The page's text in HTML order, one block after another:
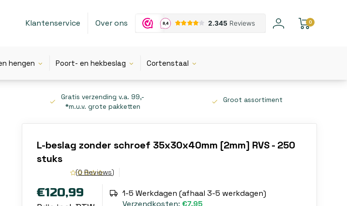
Klantenservice Over ons 0
hengen Poort- en hekbeslag Cortenstaal
Gratis verzending v.a. 99,-
*m.u.v. grote pakketten
Groot assortiment
L-beslag zonder schroef 35x30x40mm [2mm] RVS - 250
stuks
(0 Reviews)
€120,99
1-5 Werkdagen (afhaal 3-5 werkdagen)
Verzendkosten: €7,95